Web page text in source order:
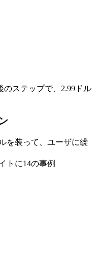
のステップで、2.99ドル
を装って、ユーザに繰
トに14の事例